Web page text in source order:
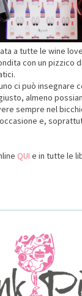
a tutte le wine
con un pizzico
ci può insegnare
almeno
sempre nel
e,
QUI e in tutte le